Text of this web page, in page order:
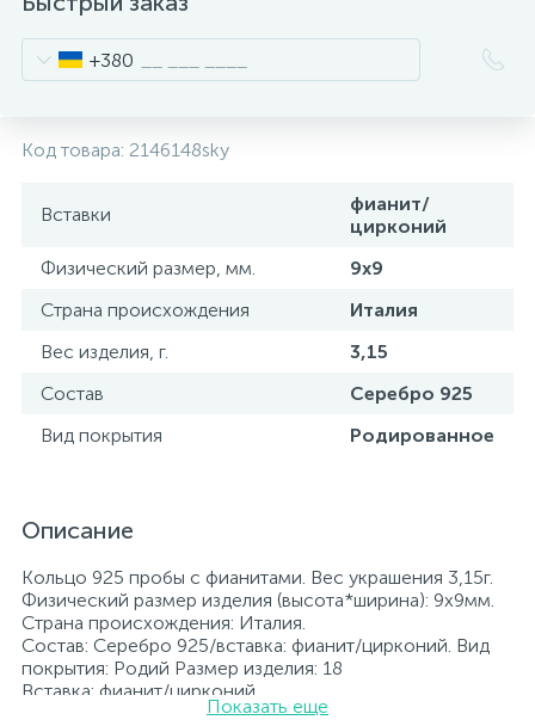
+380
Код товара: 2146148sky
Вставки
фианит/
цирконий
Физический размер, мм.
9x9
Страна происхождения
Италия
Вес изделия, г.
3,15
Состав
Серебро 925
Вид покрытия
Родированное
Описание
Кольцо 925 пробы с фианитами. Вес украшения 3,15г.
Физический размер изделия (высота*ширина): 9x9мм.
Страна происхождения: Италия.
Состав: Серебро 925/вставка: фианит/цирконий. Вид
покрытия: Родий Размер изделия: 18
Вставка: фианит/цирконий.
Родированные украшения дольше сохраняют свое
Показать еще